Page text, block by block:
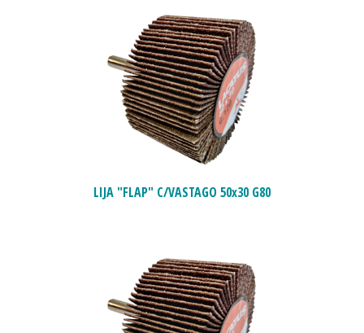
LIJA "FLAP" C/VASTAGO 50x30 G80